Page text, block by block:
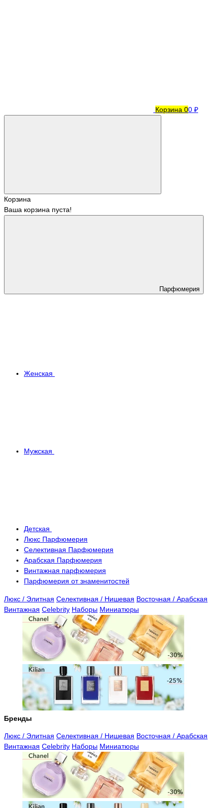
Корзина 00 ₽
Корзина
Ваша корзина пуста!
Парфюмерия
Женская
Мужская
Детская
Люкс Парфюмерия
Селективная Парфюмерия
Арабская Парфюмерия
Винтажная парфюмерия
Парфюмерия от знаменитостей
Люкс / Элитная Селективная / Нишевая Восточная / Арабская
Винтажная Celebrity Наборы Миниатюры
Бренды
Люкс / Элитная Селективная / Нишевая Восточная / Арабская
Винтажная Celebrity Наборы Миниатюры